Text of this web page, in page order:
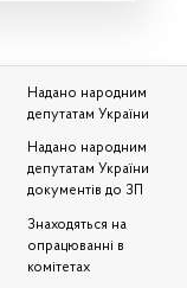
Надано народним
депутатам України
Надано народним
депутатам України
документів до ЗП
Знаходяться на
опрацюванні в
комітетах